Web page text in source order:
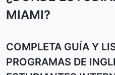
MIAMI?
COMPLETA GUÍA Y
PROGRAMAS DE